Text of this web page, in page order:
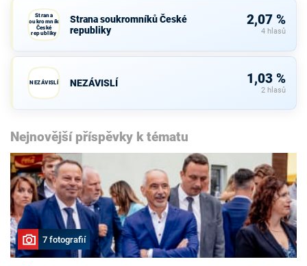
Strana
soukromníků
České
republiky
Strana soukromníků České
republiky
2,07 %
4 hlasů
NEZÁVISLÍ NEZÁVISLÍ 1,03 %
2 hlasů
Nejnovější příspěvky k tématu
7 fotografií